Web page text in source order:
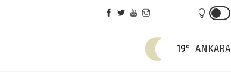
19° ANKARA